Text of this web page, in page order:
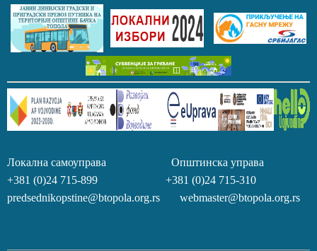
Локална самоуправа Општинска управа
+381 (0)24 715-899 +381 (0)24 715-310
predsednikopstine@btopola.org.rs webmaster@btopola.org.rs